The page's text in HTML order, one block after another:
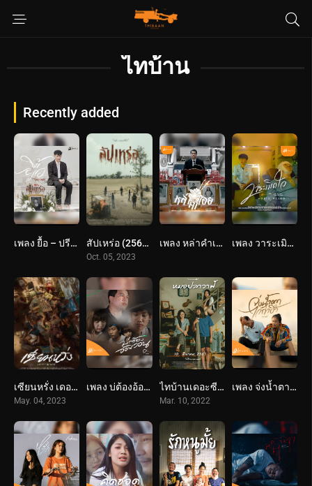
ไทบ้าน
Recently added
เพลง ยื้อ – ปรีชา ปัดภัย : เซิ้ง Music Ost. สัปเหร่อ Story จักรวาลไทบ้าน สัปเหร่อ (2566) The Undertaker
Oct. 05, 2023
เพลง หล่าคำเอย – ศาล สานศิลป์ : เซิ้ง Music Ost. สัปเหร่อ Story จักรวาลไทบ้าน เพลง วาระเมิดใจ – บอย พนมไพร : เซิ้ง Music Story จักรวาลไทบ้าน
เซียนหรั่ง เดอะมูฟวี่ (2566) Best Friends Forever
May. 04, 2023
เพลง บ่ต้องอ้อนวอน – ศาล สานศิลป์ : เซิ้ง Music ไทบ้านเดอะซีรีส์ หมอปลาวาฬ (2065) Thi Baan The Series: Moh Pla Wan
Mar. 10, 2022
เพลง จ่งน้ำตาไว้ถ่าฮั่ว – ดิด คิตตี้ : เซิ้ง Music